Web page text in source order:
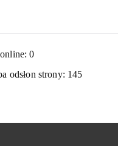
0
odsłon strony: 145